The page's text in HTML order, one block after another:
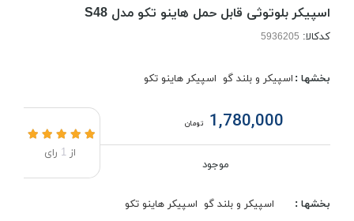
اسپیکر بلوتوثی قابل حمل هاینو تکو مدل S48
کدکالا:
بخشها : اسپیکر و بلند گو اسپیکر هاینو تکو
1,780,000 تومان
موجود
از1 رای
بخشها : اسپیکر و بلند گو اسپیکر هاینو تکو